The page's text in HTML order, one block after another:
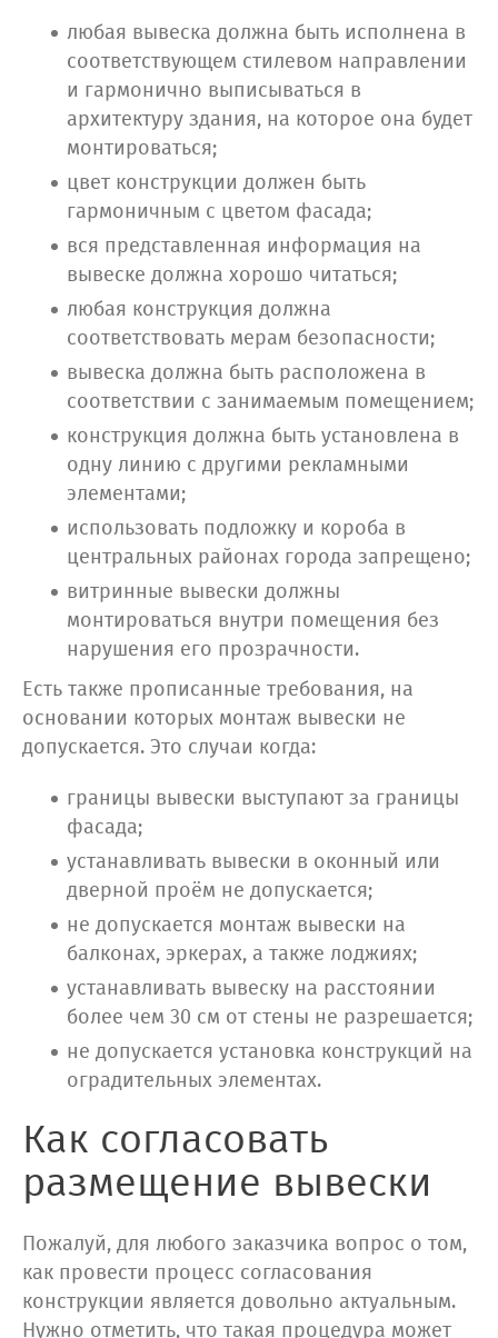
любая вывеска должна быть исполнена в
соответствующем стилевом направлении
и гармонично выписываться в
архитектуру здания, на которое она будет
монтироваться;
цвет конструкции должен быть
гармоничным с цветом фасада;
вся представленная информация на
вывеске должна хорошо читаться;
любая конструкция должна
соответствовать мерам безопасности;
вывеска должна быть расположена в
соответствии с занимаемым помещением;
конструкция должна быть установлена в
одну линию с другими рекламными
элементами;
использовать подложку и короба в
центральных районах города запрещено;
витринные вывески должны
монтироваться внутри помещения без
нарушения его прозрачности.
Есть также прописанные требования, на
основании которых монтаж вывески не
допускается. Это случаи когда:
границы вывески выступают за границы
фасада;
устанавливать вывески в оконный или
дверной проём не допускается;
не допускается монтаж вывески на
балконах, эркерах, а также лоджиях;
устанавливать вывеску на расстоянии
более чем 30 см от стены не разрешается;
не допускается установка конструкций на
оградительных элементах.
Как согласовать
размещение вывески
Пожалуй, для любого заказчика вопрос о том,
как провести процесс согласования
конструкции является довольно актуальным.
Нужно отметить, что такая процедура может